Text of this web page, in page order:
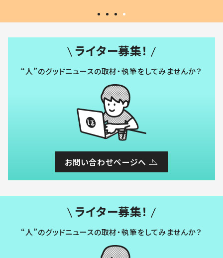
ライター募集！
“人”のグッドニュースの取材・執筆をしてみませんか？
お問い合わせページへ
ライター募集！
“人”のグッドニュースの取材・執筆をしてみませんか？